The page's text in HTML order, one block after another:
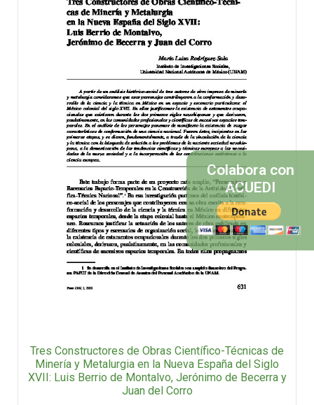
Tres Constructores de Obras Científico-Técnicas de
Minería y Metalurgia en la Nueva España del Siglo
XVII: Luis Berrio de Montalvo, Jerónimo de Becerra y
Juan del Corro
Colabora con
ACUEDI